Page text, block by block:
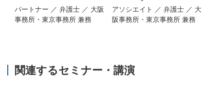
パートナー ／ 弁護士 ／ 大阪
事務所・東京事務所 兼務
アソシエイト ／ 弁護士 ／ 大
阪事務所・東京事務所 兼務
関連するセミナー・講演